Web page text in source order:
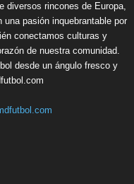
diversos rincones de Europa,
pasión inquebrantable por
conectamos culturas y
de nuestra comunidad.
desde un ángulo fresco y